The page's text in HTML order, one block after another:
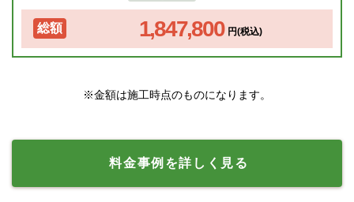
総額 1,847,800 円(税込)
※金額は施工時点のものになります。
料金事例を詳しく見る